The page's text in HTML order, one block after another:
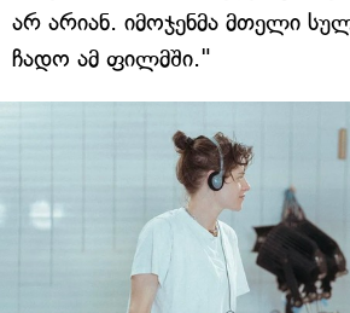
არ არიან. იმოჯენმა მთელი
ჩადო ამ ფილმში."